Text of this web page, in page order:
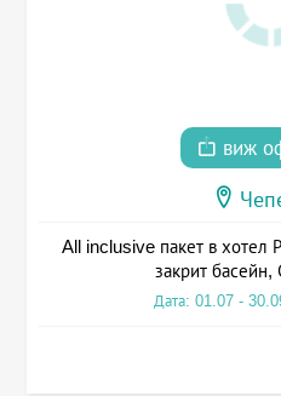
виж
All inclusive пакет в хотел
закрит
Дата: 01.07 -